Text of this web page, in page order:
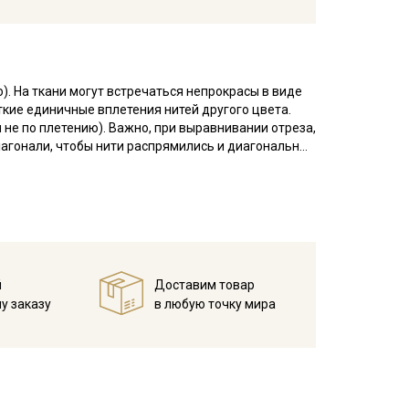
На ткани могут встречаться непрокрасы в виде
единичные вплетения нитей другого цвета.
по плетению). Важно, при выравнивании отреза,
чтобы нити распрямились и диагональный
5см от края браком не являются. Ширина ткани
скатертей, декоративных подушек, для
сумок.
дальнейших стирок, не выше 40C
заказу
Доставим товар
в любую точку мира